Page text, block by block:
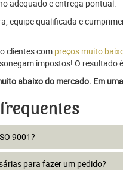
adequado e entrega pontual.
equipe qualificada e
clientes com preços muito
impostos! O resultado
abaixo do mercado. Em
9001?
para fazer um pedido?